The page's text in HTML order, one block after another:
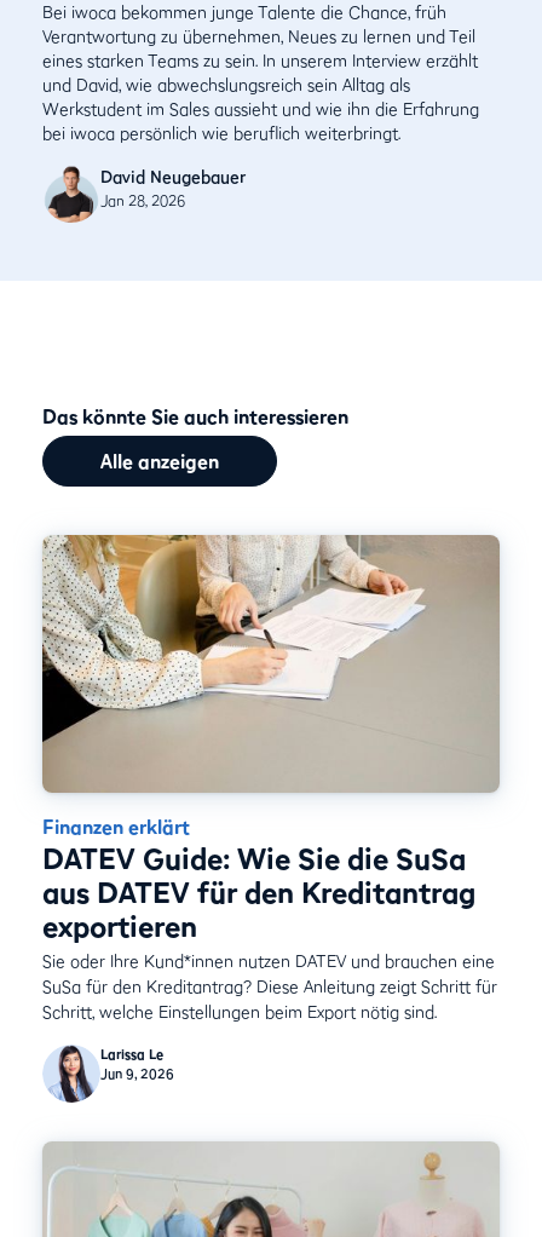
Bei iwoca bekommen junge Talente die Chance, früh
Verantwortung zu übernehmen, Neues zu lernen und Teil
eines starken Teams zu sein. In unserem Interview erzählt
und David, wie abwechslungsreich sein Alltag als
Werkstudent im Sales aussieht und wie ihn die Erfahrung
bei iwoca persönlich wie beruflich weiterbringt.
David Neugebauer
Jan 28, 2026
Das könnte Sie auch interessieren
Alle anzeigen
Finanzen erklärt
DATEV Guide: Wie Sie die SuSa
aus DATEV für den Kreditantrag
exportieren
Sie oder Ihre Kund*innen nutzen DATEV und brauchen eine
SuSa für den Kreditantrag? Diese Anleitung zeigt Schritt für
Schritt, welche Einstellungen beim Export nötig sind.
Larissa Le
Jun 9, 2026